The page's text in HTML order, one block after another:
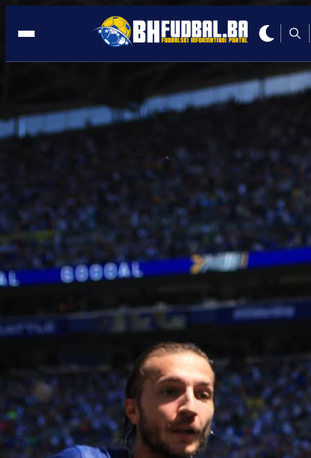
SALT LAKE CITY
19:15, 17.06.2026
Zmajevi odradili službeni trening pred
veliki duel sa Švicarskom!
19:15, 17.06.2026